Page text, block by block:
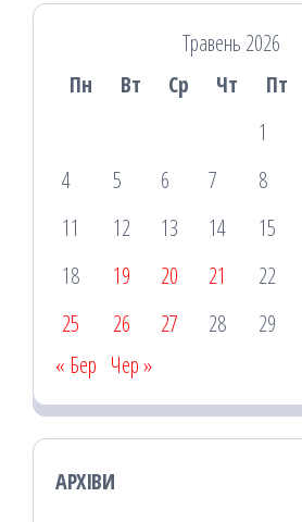
Травень 2026
Пн
Вт Ср Чт Пт
1
4
5 6 7 8
11
12 13 14 15
18
19 20 21 22
25
26 27 28 29
« Бер Чер »
АРХІВИ